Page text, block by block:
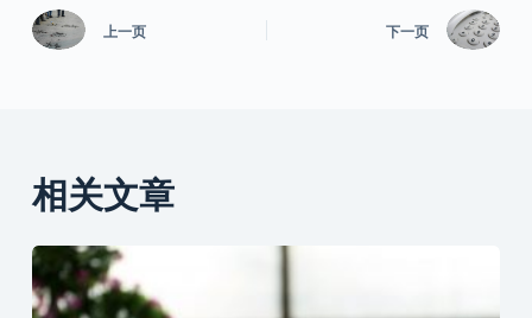
上一页 下一页
相关文章